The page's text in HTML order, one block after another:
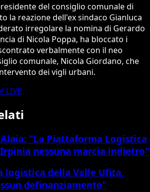
del consiglio comunale di
la reazione dell'ex sindaco Gianluca
irregolare la nomina di Gerardo
di Nicola Poppa, ha bloccato i
verbalmente con il neo
comunale, Nicola Giordano, che
dei vigli urbani.
LIVE
"La Piattaforma Logistica
nessuna marcia indietro"
logistica della Valle Ufita,
definanziamento"